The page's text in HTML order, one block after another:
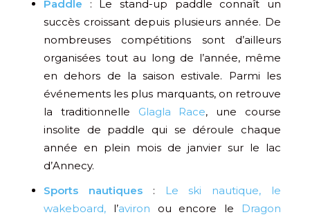
Paddle
: Le stand-up paddle connaît un
succès croissant depuis plusieurs année. De
nombreuses compétitions sont d’ailleurs
organisées tout au long de l’année, même
en dehors de la saison estivale. Parmi les
événements les plus marquants, on retrouve
la traditionnelle Glagla Race, une course
insolite de paddle qui se déroule chaque
année en plein mois de janvier sur le lac
d’Annecy.
Sports nautiques:
Le ski nautique, le
wakeboard, l’aviron ou encore le
Dragon